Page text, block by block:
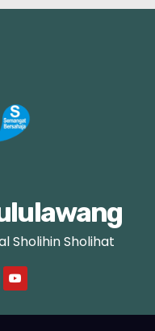
Sholihin Sholihat